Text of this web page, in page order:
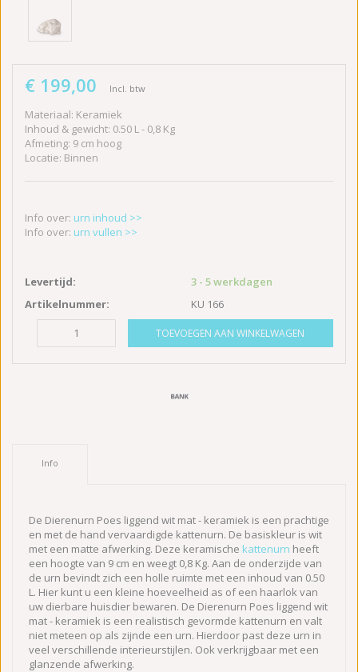
€ 199,00 Incl. btw
Materiaal: Keramiek
Inhoud & gewicht: 0.50 L - 0,8 Kg
Afmeting: 9 cm hoog
Locatie: Binnen
Info over: urn inhoud >>
Info over: urn vullen >>
Levertijd:
3 - 5 werkdagen
Artikelnummer:
KU 166
TOEVOEGEN AAN WINKELWAGEN
Info
De Dierenurn Poes liggend wit mat - keramiek is een prachtige
en met de hand vervaardigde kattenurn. De basiskleur is wit
met een matte afwerking. Deze keramische kattenurn heeft
een hoogte van 9 cm en weegt 0,8 Kg. Aan de onderzijde van
de urn bevindt zich een holle ruimte met een inhoud van 0.50
L. Hier kunt u een kleine hoeveelheid as of een haarlok van
uw dierbare huisdier bewaren. De Dierenurn Poes liggend wit
mat - keramiek is een realistisch gevormde kattenurn en valt
niet meteen op als zijnde een urn. Hierdoor past deze urn in
veel verschillende interieurstijlen. Ook verkrijgbaar met een
glanzende afwerking.